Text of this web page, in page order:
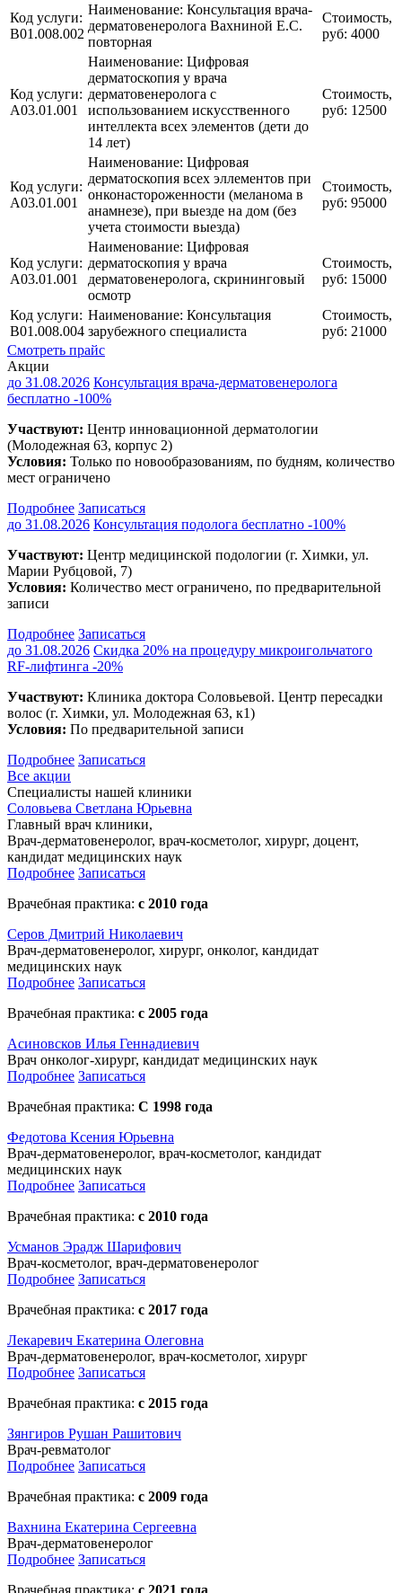
Код услуги:
B01.008.002
Наименование: Консультация врача-
дерматовенеролога Вахниной Е.С.
повторная
Стоимость,
руб: 4000
Код услуги:
А03.01.001
Наименование: Цифровая
дерматоскопия у врача
дерматовенеролога с
использованием искусственного
интеллекта всех элементов (дети до
14 лет)
Стоимость,
руб: 12500
Код услуги:
А03.01.001
Наименование: Цифровая
дерматоскопия всех эллементов при
онконастороженности (меланома в
анамнезе), при выезде на дом (без
учета стоимости выезда)
Стоимость,
руб: 95000
Код услуги:
А03.01.001
Наименование: Цифровая
дерматоскопия у врача
дерматовенеролога, скрининговый
осмотр
Стоимость,
руб: 15000
Код услуги:
В01.008.004
Наименование: Консультация
зарубежного специалиста
Стоимость,
руб: 21000
Смотреть прайс
Акции
до 31.08.2026 Консультация врача-дерматовенеролога
бесплатно -100%
Участвуют: Центр инновационной дерматологии
(Молодежная 63, корпус 2)
Условия: Только по новообразованиям, по будням, количество
мест ограничено
Подробнее Записаться
до 31.08.2026 Консультация подолога бесплатно -100%
Участвуют: Центр медицинской подологии (г. Химки, ул.
Марии Рубцовой, 7)
Условия: Количество мест ограничено, по предварительной
записи
Подробнее Записаться
до 31.08.2026 Скидка 20% на процедуру микроигольчатого
RF-лифтинга -20%
Участвуют: Клиника доктора Соловьевой. Центр пересадки
волос (г. Химки, ул. Молодежная 63, к1)
Условия: По предварительной записи
Подробнее Записаться
Все акции
Специалисты нашей клиники
Cоловьева Cветлана Юрьевна
Главный врач клиники,
Врач-дерматовенеролог, врач-косметолог, хирург, доцент,
кандидат медицинских наук
Подробнее Записаться
Врачебная практика: с 2010 года
Серов Дмитрий Николаевич
Врач-дерматовенеролог, хирург, онколог, кандидат
медицинских наук
Подробнее Записаться
Врачебная практика: с 2005 года
Асиновсков Илья Геннадиевич
Врач онколог-хирург, кандидат медицинских наук
Подробнее Записаться
Врачебная практика: С 1998 года
Федотова Ксения Юрьевна
Врач-дерматовенеролог, врач-косметолог, кандидат
медицинских наук
Подробнее Записаться
Врачебная практика: с 2010 года
Усманов Эрадж Шарифович
Врач-косметолог, врач-дерматовенеролог
Подробнее Записаться
Врачебная практика: с 2017 года
Лекаревич Екатерина Олеговна
Врач-дерматовенеролог, врач-косметолог, хирург
Подробнее Записаться
Врачебная практика: с 2015 года
Зянгиров Рушан Рашитович
Врач-ревматолог
Подробнее Записаться
Врачебная практика: с 2009 года
Вахнина Екатерина Сергеевна
Врач-дерматовенеролог
Подробнее Записаться
Врачебная практика: с 2021 года